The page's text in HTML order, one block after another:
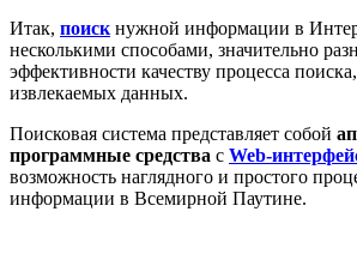
Итак, поиск нужной информации в
несколькими способами, значительно
эффективности качеству процесса
извлекаемых данных.
Поисковая система представляет собой
программные средства с Web-
возможность наглядного и простого
информации в Всемирной Паутине.